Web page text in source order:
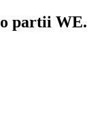
partii WE.